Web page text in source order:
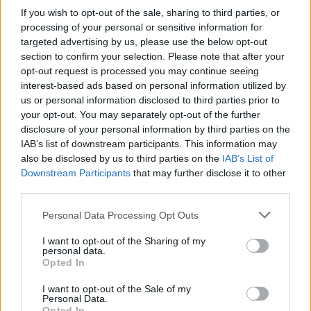
If you wish to opt-out of the sale, sharing to third parties, or
processing of your personal or sensitive information for
targeted advertising by us, please use the below opt-out
section to confirm your selection. Please note that after your
opt-out request is processed you may continue seeing
interest-based ads based on personal information utilized by
us or personal information disclosed to third parties prior to
your opt-out. You may separately opt-out of the further
disclosure of your personal information by third parties on the
IAB’s list of downstream participants. This information may
also be disclosed by us to third parties on the IAB’s List of
Downstream Participants that may further disclose it to other
Personal Data Processing Opt Outs
I want to opt-out of the Sharing of my
personal data.
Opted In
I want to opt-out of the Sale of my
Personal Data.
Starta din prenumerationhär
Eller logga in på ditt konto nedan:
Username or E-mail
Remember Me